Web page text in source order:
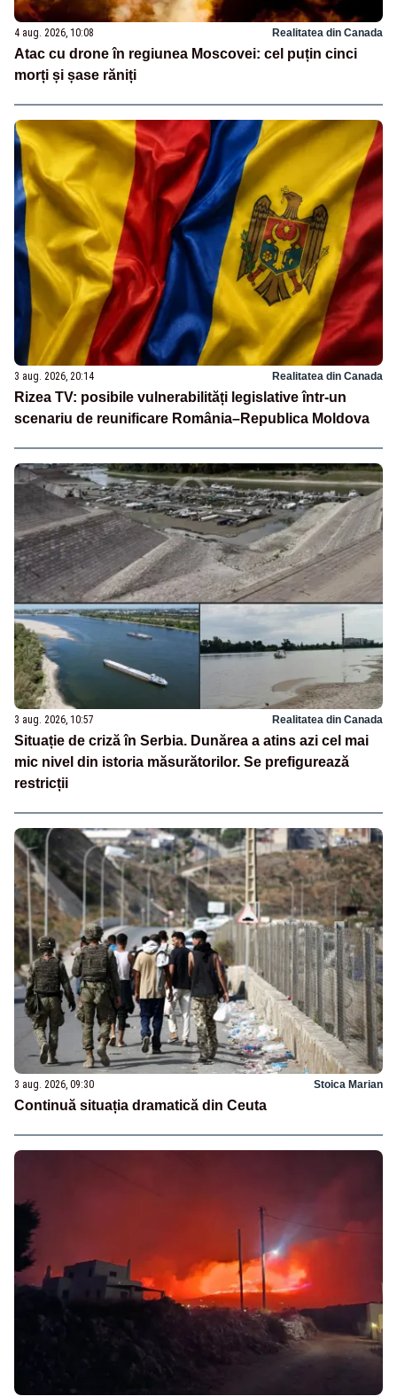
4 aug. 2026, 10:08 Realitatea din Canada
Atac cu drone în regiunea Moscovei: cel puțin cinci
morți și șase răniți
3 aug. 2026, 20:14 Realitatea din Canada
Rizea TV: posibile vulnerabilități legislative într-un
scenariu de reunificare România–Republica Moldova
3 aug. 2026, 10:57 Realitatea din Canada
Situație de criză în Serbia. Dunărea a atins azi cel mai
mic nivel din istoria măsurătorilor. Se prefigurează
restricții
3 aug. 2026, 09:30 Stoica Marian
Continuă situația dramatică din Ceuta